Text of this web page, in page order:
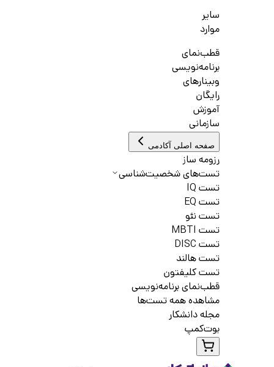
سایر
موارد
قطب‌نمای
برنامه‌نویسی
وبینارهای
رایگان
آموزش
سازمانی
صفحه اصلی آکادمی
رزومه ساز
تست‌های شخصیت‌شناسی
تست IQ
تست EQ
تست نئو
تست MBTI
تست DISC
تست هالند
تست کلیفتون
قطب‌نمای برنامه‌نویسی
مشاهده همه تست‌ها
مجله دانشکار
بوت‌کمپ